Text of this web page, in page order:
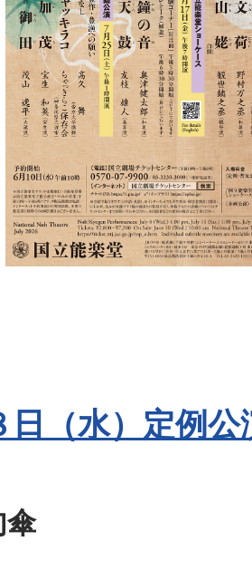
日（水）定例
傘